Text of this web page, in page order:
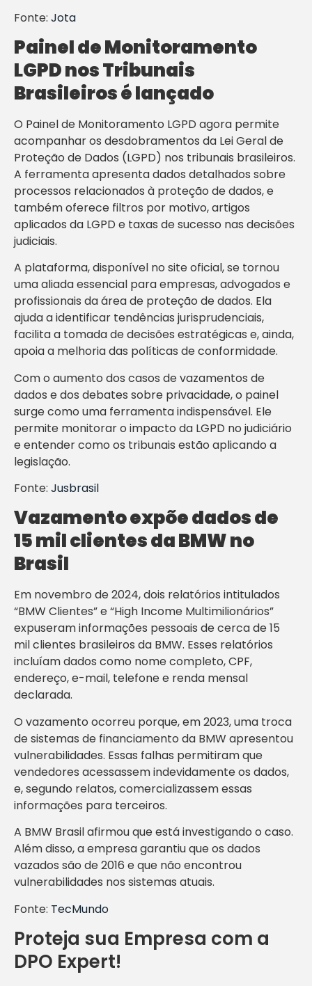
Fonte: Jota
Painel de Monitoramento
LGPD nos Tribunais
Brasileiros é lançado
O Painel de Monitoramento LGPD agora permite
acompanhar os desdobramentos da Lei Geral de
Proteção de Dados (LGPD) nos tribunais brasileiros.
A ferramenta apresenta dados detalhados sobre
processos relacionados à proteção de dados, e
também oferece filtros por motivo, artigos
aplicados da LGPD e taxas de sucesso nas decisões
judiciais.
A plataforma, disponível no site oficial, se tornou
uma aliada essencial para empresas, advogados e
profissionais da área de proteção de dados. Ela
ajuda a identificar tendências jurisprudenciais,
facilita a tomada de decisões estratégicas e, ainda,
apoia a melhoria das políticas de conformidade.
Com o aumento dos casos de vazamentos de
dados e dos debates sobre privacidade, o painel
surge como uma ferramenta indispensável. Ele
permite monitorar o impacto da LGPD no judiciário
e entender como os tribunais estão aplicando a
legislação.
Fonte: Jusbrasil
Vazamento expõe dados de
15 mil clientes da BMW no
Brasil
Em novembro de 2024, dois relatórios intitulados
“BMW Clientes” e “High Income Multimilionários”
expuseram informações pessoais de cerca de 15
mil clientes brasileiros da BMW. Esses relatórios
incluíam dados como nome completo, CPF,
endereço, e-mail, telefone e renda mensal
declarada.
O vazamento ocorreu porque, em 2023, uma troca
de sistemas de financiamento da BMW apresentou
vulnerabilidades. Essas falhas permitiram que
vendedores acessassem indevidamente os dados,
e, segundo relatos, comercializassem essas
informações para terceiros.
A BMW Brasil afirmou que está investigando o caso.
Além disso, a empresa garantiu que os dados
vazados são de 2016 e que não encontrou
vulnerabilidades nos sistemas atuais.
Fonte: TecMundo
Proteja sua Empresa com a
DPO Expert!